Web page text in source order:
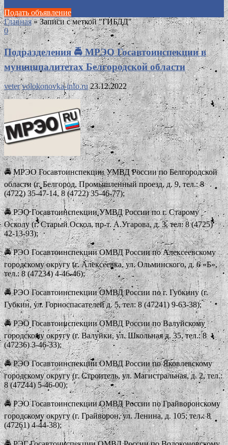
Подать объявление
Главная » Записи с меткой "ГИБДД"
0
Подразделения 🚔 МРЭО Госавтоинспекции в
муниципалитетах Белгородской области
veter volokonovka-info.ru 23.12.2022
🚔 МРЭО Госавтоинспекции УМВД России по Белгородской
области (г. Белгород, Промышленный проезд, д. 9, тел.: 8
(4722) 35-47-14, 8 (4722) 35-46-77);
🚔 РЭО Госавтоинспекции УМВД России по г. Старому
Осколу (г. Старый Оскол, пр-т. А.Угарова, д. 3, тел: 8 (4725)
42-13-93);
🚔 РЭО Госавтоинспекции ОМВД России по Алексеевскому
городскому округу (г. Алексеевка, ул. Ольминского, д. 6 «Б»,
тел.: 8 (47234) 4-46-46);
🚔 РЭО Госавтоинспекции ОМВД России по г. Губкину (г.
Губкин, ул. Горноспасателей д. 5, тел: 8 (47241) 9-63-38);
🚔 РЭО Госавтоинспекции ОМВД России по Валуйскому
городскому округу (г. Валуйки, ул. Школьная д. 35, тел.: 8
(47236) 3-46-33);
🚔 РЭО Госавтоинспекции ОМВД России по Яковлевскому
городскому округу (г. Строитель, ул. Магистральная, д. 2, тел.:
8 (47244) 5-46-00);
🚔 РЭО Госавтоинспекции ОМВД России по Грайворонскому
городскому округу (г. Грайворон, ул. Ленина, д. 105; тел.: 8
(47261) 4-44-38);